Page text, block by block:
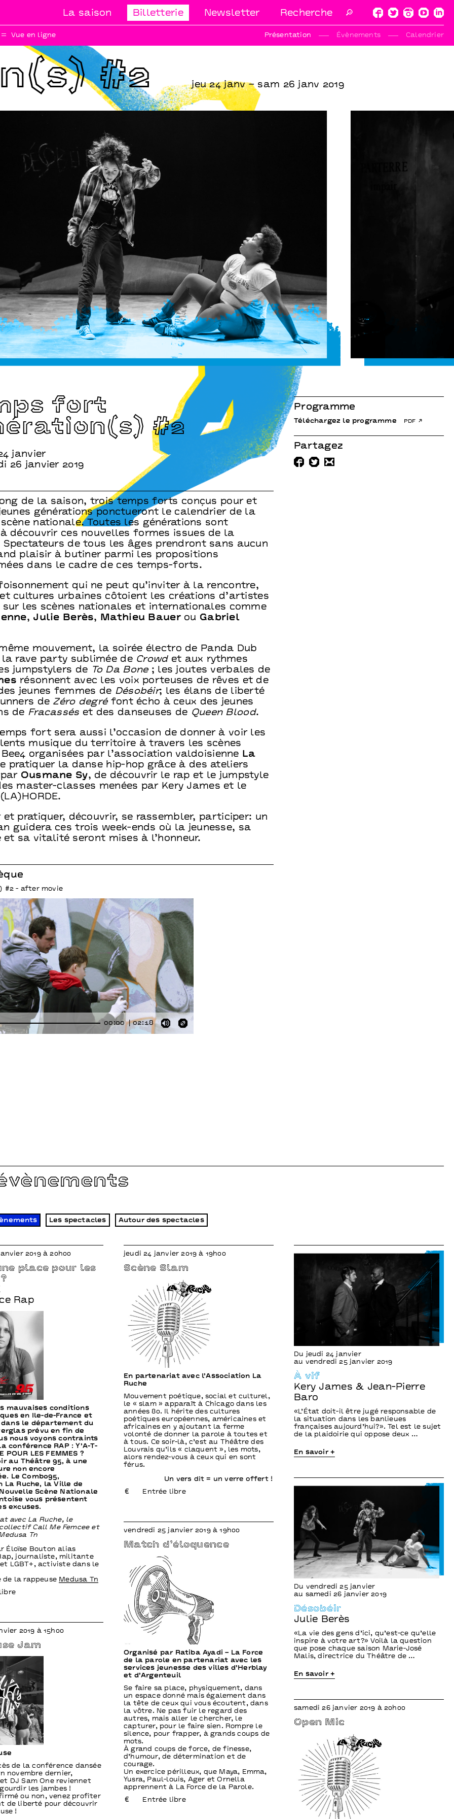
La saison Billetterie Newsletter 🔎
Vue en ligne Présentation Évènements Calendrier
#2 jeu 24 janv – sam 26 janv 2019
fort
#2
janvier
26 janvier 2019
de la saison, trois temps forts conçus pour et
générations ponctueront le calendrier de la
nationale. Toutes les générations sont
découvrir ces nouvelles formes issues de la
Spectateurs de tous les âges prendront sans aucun
plaisir à butiner parmi les propositions
dans le cadre de ces temps-forts.
qui ne peut qu’inviter à la rencontre,
cultures urbaines côtoient les créations d’artistes
sur les scènes nationales et internationales comme
, Julie Berès, Mathieu Bauerou Gabriel
mouvement, la soirée électro de Panda Dub
la rave party sublimée de Crowdet aux rythmes
jumpstylers de
To Da Bone; les joutes verbales de
résonnent avec les voix porteuses de rêves et de
jeunes femmes de Désobéir; les élans de liberté
de Zéro degréfont écho à ceux des jeunes
de Fracassés et des danseuses de Queen Blood.
fort sera aussi l’occasion de donner à voir les
musique du territoire à travers les scènes
organisées par l’association valdoisienne La
pratiquer la danse hip-hop grâce à des ateliers
Ousmane Sy, de découvrir le rap et le jumpstyle
master-classes menées par Kery James et le
et pratiquer, découvrir, se rassembler, participer: un
guidera ces trois week-ends où la jeunesse, sa
et sa vitalité seront mises à l’honneur.
#2 - after movie
00:00 02:18
MuteEnter
Programme
Téléchargez le programme pdf
Partagez
Les spectacles Autour des spectacles
2019 à 20h00
place pour les
Rap
mauvaises conditions
en Ile-de-France et
le département du
prévu en fin de
nous voyons contraints
conférence RAP : Y’A-T-
POUR LES FEMMES ?
au Théâtre 95, à une
non encore
Le Combo95,
La Ruche, la Ville de
Scène Nationale
vous présentent
excuses.
avec La Ruche, le
Call Me Femcee et
Tn
Éloïse Bouton alias
journaliste, militante
LGBT+, activiste dans le
de la rappeuse Medusa Tn
jeudi 24 janvier 2019 à 19h00
Scène Slam
En partenariat avec l’Association La
Ruche
Mouvement poétique, social et culturel,
le « slam » apparaît à Chicago dans les
années 80. Il hérite des cultures
poétiques européennes, américaines et
africaines en y ajoutant la ferme
volonté de donner la parole à toutes et
à tous. Ce soir-là, c’est au Théâtre des
Louvrais qu’ils « claquent », les mots,
alors rendez-vous à ceux qui en sont
férus.
Un vers dit = un verre offert !
Entrée libre
Du jeudi 24 janvier
au vendredi 25 janvier 2019
À vif
Kery James & Jean-Pierre
Baro
«L’État doit-il être jugé responsable de
la situation dans les banlieues
françaises aujourd’hui?». Tel est le sujet
de la plaidoirie qui oppose deux …
En savoir +
Du vendredi 25 janvier
au samedi 26 janvier 2019
Désobéir
Julie Berès
«La vie des gens d’ici, qu’est-ce qu’elle
inspire à votre art?» Voilà la question
que pose chaque saison Marie-José
Malis, directrice du Théâtre de …
En savoir +
vendredi 25 janvier 2019 à 19h00
Match d’éloquence
Organisé par Ratiba Ayadi – La Force
de la parole en partenariat avec les
services jeunesse des villes d’Herblay
et d’Argenteuil
Se faire sa place, physiquement, dans
un espace donné mais également dans
la tête de ceux qui vous écoutent, dans
la vôtre. Ne pas fuir le regard des
autres, mais aller le chercher, le
capturer, pour le faire sien. Rompre le
silence, pour frapper, à grands coups de
mots.
À grand coups de force, de finesse,
d’humour, de détermination et de
courage.
Un exercice périlleux, que Maya, Emma,
Yusra, Paul-louis, Ager et Ornella
apprennent à La Force de la Parole.
Entrée libre
2019 à 15h00
Jam
de la conférence dansée
novembre dernier,
DJ Sam One reviennet
les jambes !
ou non, venez profiter
de liberté pour découvrir
!
samedi 26 janvier 2019 à 20h00
Open Mic